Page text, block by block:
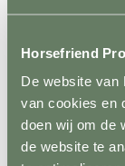
Horsefriend
De website van
van cookies en
doen wij om de
de website te
Terug